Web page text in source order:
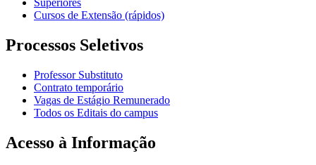
Superiores
Cursos de Extensão (rápidos)
Processos Seletivos
Professor Substituto
Contrato temporário
Vagas de Estágio Remunerado
Todos os Editais do campus
Acesso à Informação